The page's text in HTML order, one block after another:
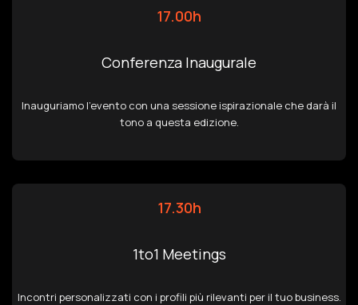
17.00h
Conferenza Inaugurale
Inauguriamo l’evento con una sessione ispirazionale che darà il
tono a questa edizione.
17.30h
1to1 Meetings
Incontri personalizzati con i profili più rilevanti per il tuo business.